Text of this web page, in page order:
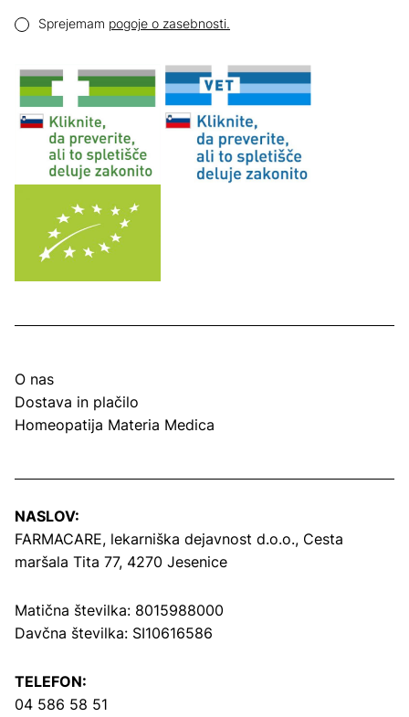
Pogoji zasebnosti
Sprejemam pogoje o zasebnosti.
O nas
Dostava in plačilo
Homeopatija Materia Medica
NASLOV:
FARMACARE, lekarniška dejavnost d.o.o., Cesta
maršala Tita 77, 4270 Jesenice
Matična številka: 8015988000
Davčna številka: SI10616586
TELEFON:
04 586 58 51